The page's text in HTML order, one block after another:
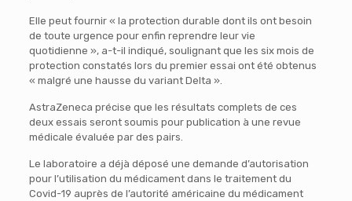
Elle peut fournir « la protection durable dont ils ont besoin
de toute urgence pour enfin reprendre leur vie
quotidienne », a-t-il indiqué, soulignant que les six mois de
protection constatés lors du premier essai ont été obtenus
« malgré une hausse du variant Delta ».
AstraZeneca précise que les résultats complets de ces
deux essais seront soumis pour publication à une revue
médicale évaluée par des pairs.
Le laboratoire a déjà déposé une demande d’autorisation
pour l’utilisation du médicament dans le traitement du
Covid-19 auprès de l’autorité américaine du médicament